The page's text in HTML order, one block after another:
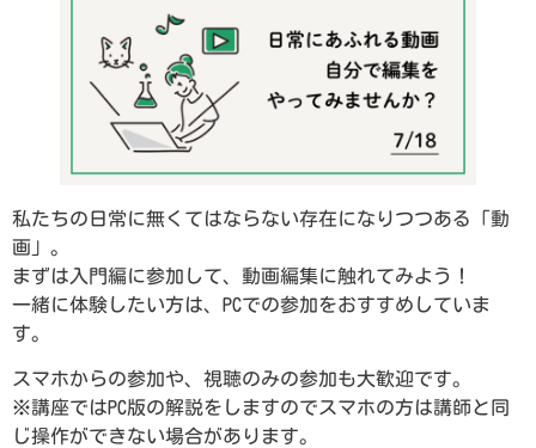
私たちの日常に無くてはならない存在になりつつある「動
画」。
まずは入門編に参加して、動画編集に触れてみよう！
一緒に体験したい方は、PCでの参加をおすすめしていま
す。
スマホからの参加や、視聴のみの参加も大歓迎です。
※講座ではPC版の解説をしますのでスマホの方は講師と同
じ操作ができない場合があります。